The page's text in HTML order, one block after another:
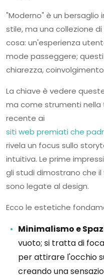
"Moderno" è un bersaglio
stile, ma una collezione
cosa: un'esperienza
mode passeggere;
chiarezza,
La chiave è vedere
ma come strumenti nella
recente ai
siti web premiati che
rivela un focus sullo
intuitiva. Le prime
gli studi dimostrano che
sono legate al design.
Ecco le estetiche
Minimalismo e
vuoto; si tratta di
per attirare l'occhio
creando una